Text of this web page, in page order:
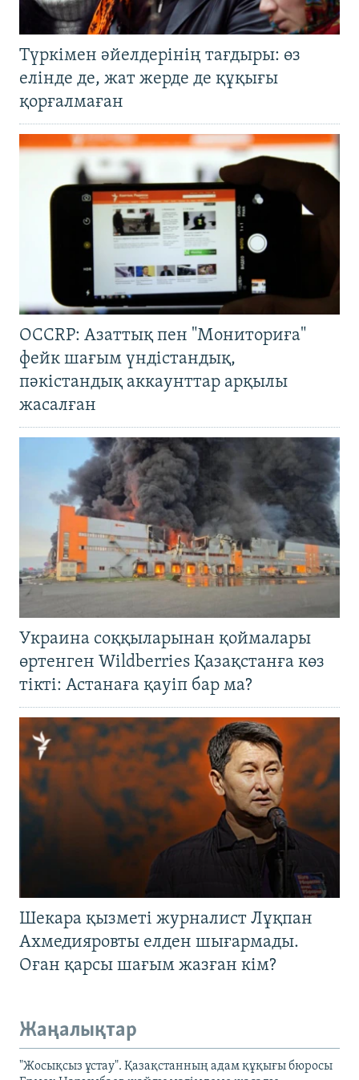
Түркімен әйелдерінің тағдыры: өз
елінде де, жат жерде де құқығы
қорғалмаған
OCCRP: Азаттық пен "Мониториға"
фейк шағым үндістандық,
пәкістандық аккаунттар арқылы
жасалған
Украина соққыларынан қоймалары
өртенген Wildberries Қазақстанға көз
тікті: Астанаға қауіп бар ма?
Шекара қызметі журналист Лұқпан
Ахмедияровты елден шығармады.
Оған қарсы шағым жазған кім?
Жаңалықтар
"Жосықсыз ұстау". Қазақстанның адам құқығы бюросы